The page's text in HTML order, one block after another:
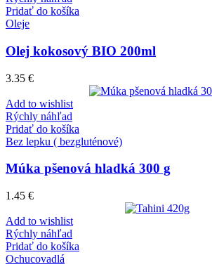
Pridať do košíka
Oleje
Olej kokosový BIO 200ml
3.35 €
Add to wishlist
Rýchly náhľad
Pridať do košíka
Bez lepku ( bezgluténové)
Múka pšenová hladká 300 g
1.45 €
Add to wishlist
Rýchly náhľad
Pridať do košíka
Ochucovadlá